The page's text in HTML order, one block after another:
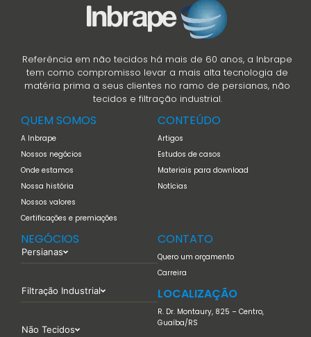
Referência em não tecidos há mais de 60 anos, a Inbrape
tem como compromisso levar a mais alta tecnologia de
matéria prima a seus clientes no ramo de persianas, não
tecidos e filtração industrial.
QUEM SOMOS
A Inbrape
Nossos negócios
Onde estamos
Nossa história
Nossos valores
Certificações e premiações
CONTEÚDO
Artigos
Estudos de casos
Materiais para download
Notícias
NEGÓCIOS
Persianas
Filtração Industrial
Não Tecidos
CONTATO
Quero um orçamento
Carreira
LOCALIZAÇÃO
R. Dr. Montaury, 825 – Centro,
Guaíba/RS